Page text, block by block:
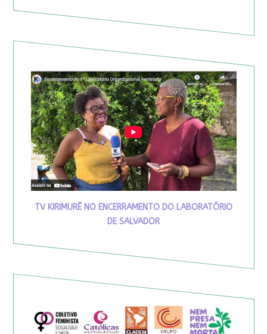
TV KIRIMURÊ NO ENCERRAMENTO DO LABORATÓRIO
DE SALVADOR